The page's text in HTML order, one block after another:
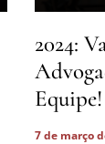
2024:
Equipe!
7 de março